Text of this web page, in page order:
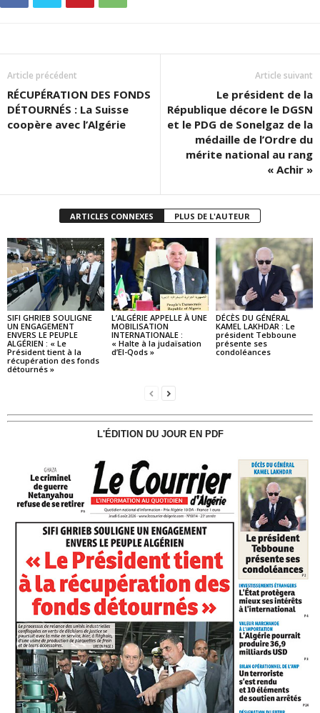
Article précédent
RÉCUPÉRATION DES FONDS
DÉTOURNÉS : La Suisse
coopère avec l’Algérie
Article suivant
Le président de la
République décore le DGSN
et le PDG de Sonelgaz de la
médaille de l’Ordre du
mérite national au rang
« Achir »
ARTICLES CONNEXES PLUS DE L'AUTEUR
SIFI GHRIEB SOULIGNE
UN ENGAGEMENT
ENVERS LE PEUPLE
ALGÉRIEN : « Le
Président tient à la
récupération des fonds
détournés »
L’ALGÉRIE APPELLE À UNE
MOBILISATION
INTERNATIONALE :
« Halte à la judaïsation
d’El-Qods »
DÉCÈS DU GÉNÉRAL
KAMEL LAKHDAR : Le
président Tebboune
présente ses
condoléances
L'ÉDITION DU JOUR EN PDF